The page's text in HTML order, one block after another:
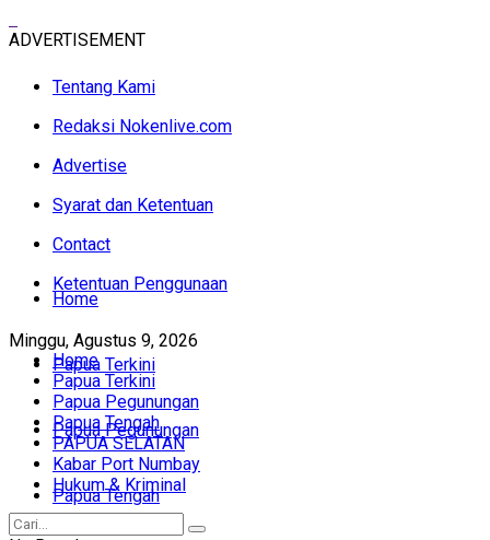
ADVERTISEMENT
Tentang Kami
Redaksi Nokenlive.com
Advertise
Syarat dan Ketentuan
Contact
Ketentuan Penggunaan
Minggu, Agustus 9, 2026
Home
Papua Terkini
Papua Pegunungan
Papua Tengah
Home
Papua Terkini
Papua Pegunungan
Papua Tengah
PAPUA SELATAN
Kabar Port Numbay
Hukum & Kriminal